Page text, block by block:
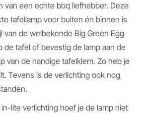
van een echte bbq liefhebber. Deze
tafellamp voor buiten én binnen is
van de welbekende Big Green Egg
de tafel of bevestig de lamp aan de
van de handige tafelklem. Zo heb je
Tevens is de verlichting ook nog
lite verlichting hoef je de lamp niet